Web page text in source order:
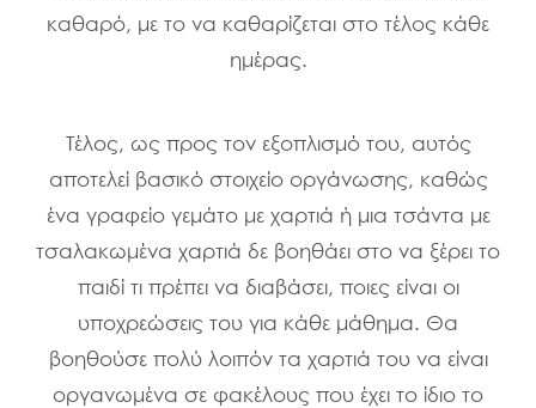
καθαρό, με το να καθαρίζεται στο τέλος κάθε
ημέρας.
Τέλος, ως προς τον εξοπλισμό του, αυτός
αποτελεί βασικό στοιχείο οργάνωσης, καθώς
ένα γραφείο γεμάτο με χαρτιά ή μια τσάντα με
τσαλακωμένα χαρτιά δε βοηθάει στο να ξέρει το
παιδί τι πρέπει να διαβάσει, ποιες είναι οι
υποχρεώσεις του για κάθε μάθημα. Θα
βοηθούσε πολύ λοιπόν τα χαρτιά του να είναι
οργανωμένα σε φακέλους που έχει το ίδιο το